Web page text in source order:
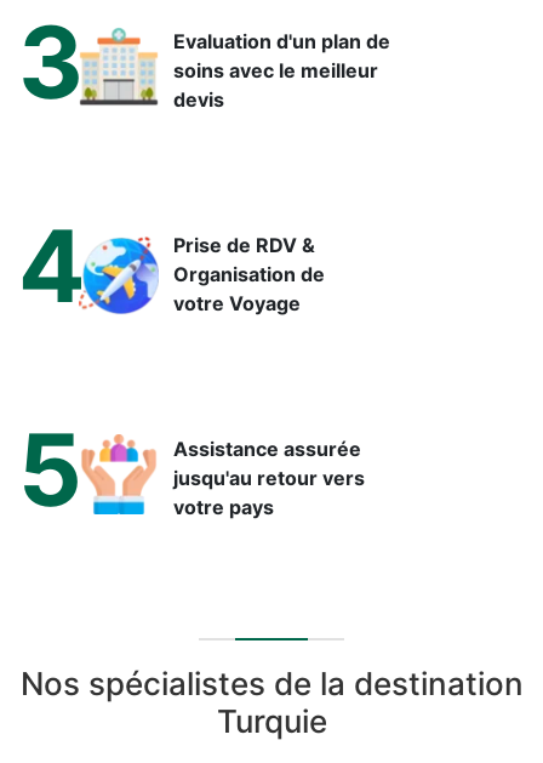
3
Evaluation d'un plan de
soins avec le meilleur
devis
4
Prise de RDV &
Organisation de
votre Voyage
5
Assistance assurée
jusqu'au retour vers
votre pays
Nos spécialistes de la destination
Turquie